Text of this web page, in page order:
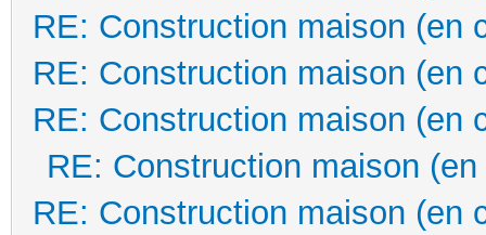
RE: Construction maison (en
RE: Construction maison (en
RE: Construction maison (en
RE: Construction maison
RE: Construction maison (en